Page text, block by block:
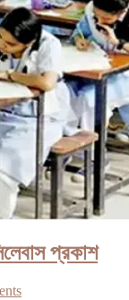
প্রকাশ